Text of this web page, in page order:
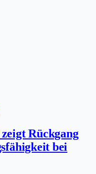
Rückgang
bei